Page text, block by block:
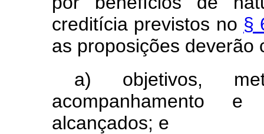
creditícia previstos no §
as proposições deverão
a) objetivos,
acompanhamento
alcançados; e